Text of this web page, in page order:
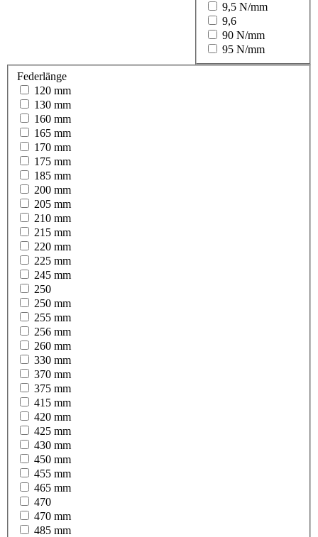
9,5 N/mm
9,6
90 N/mm
95 N/mm
Federlänge
120 mm
130 mm
160 mm
165 mm
170 mm
175 mm
185 mm
200 mm
205 mm
210 mm
215 mm
220 mm
225 mm
245 mm
250
250 mm
255 mm
256 mm
260 mm
330 mm
370 mm
375 mm
415 mm
420 mm
425 mm
430 mm
450 mm
455 mm
465 mm
470
470 mm
485 mm